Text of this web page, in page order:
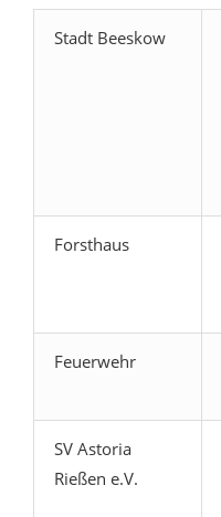
Stadt Beeskow
Forsthaus
Feuerwehr
SV Astoria
Rießen e.V.